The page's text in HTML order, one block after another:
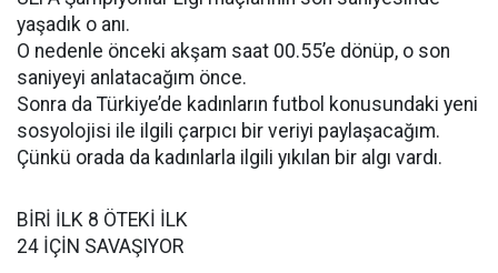
yaşadık o anı.
O nedenle önceki akşam saat 00.55’e dönüp, o son
saniyeyi anlatacağım önce.
Sonra da Türkiye’de kadınların futbol konusundaki yeni
sosyolojisi ile ilgili çarpıcı bir veriyi paylaşacağım.
Çünkü orada da kadınlarla ilgili yıkılan bir algı vardı.
BİRİ İLK 8 ÖTEKİ İLK
24 İÇİN SAVAŞIYOR